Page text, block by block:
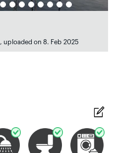
, uploaded on 8. Feb 2025